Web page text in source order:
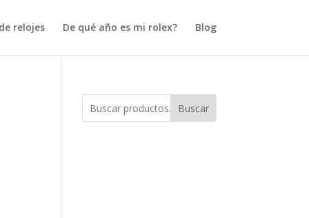
relojes De qué año es mi rolex? Blog
Buscar